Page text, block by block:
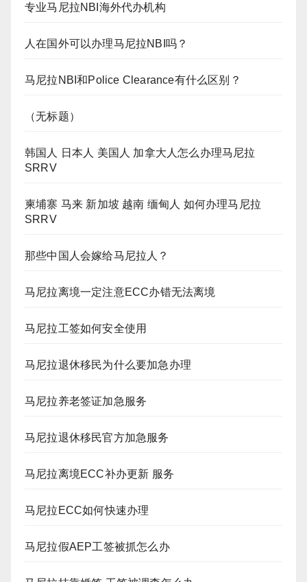
专业马尼拉NBI海外代办机构
人在国外可以办理马尼拉NBI吗？
马尼拉NBI和Police Clearance有什么区别？
（无标题）
韩国人 日本人 美国人 加拿大人怎么办理马尼拉
SRRV
柬埔寨 马来 新加坡 越南 缅甸人 如何办理马尼拉
SRRV
那些中国人会嫁给马尼拉人？
马尼拉离境一定注意ECC办错无法离境
马尼拉工签如何安全使用
马尼拉退休移民为什么要加急办理
马尼拉养老签证加急服务
马尼拉退休移民官方加急服务
马尼拉离境ECC补办更新 服务
马尼拉ECC如何快速办理
马尼拉假AEP工签被抓怎么办